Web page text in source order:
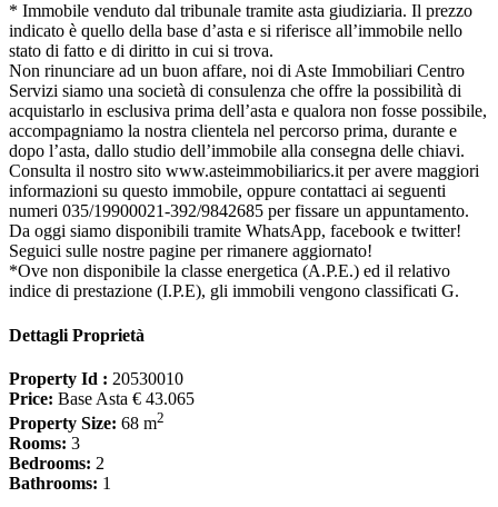
* Immobile venduto dal tribunale tramite asta giudiziaria. Il prezzo
indicato è quello della base d’asta e si riferisce all’immobile nello
stato di fatto e di diritto in cui si trova.
Non rinunciare ad un buon affare, noi di Aste Immobiliari Centro
Servizi siamo una società di consulenza che offre la possibilità di
acquistarlo in esclusiva prima dell’asta e qualora non fosse possibile,
accompagniamo la nostra clientela nel percorso prima, durante e
dopo l’asta, dallo studio dell’immobile alla consegna delle chiavi.
Consulta il nostro sito www.asteimmobiliarics.it per avere maggiori
informazioni su questo immobile, oppure contattaci ai seguenti
numeri 035/19900021-392/9842685 per fissare un appuntamento.
Da oggi siamo disponibili tramite WhatsApp, facebook e twitter!
Seguici sulle nostre pagine per rimanere aggiornato!
*Ove non disponibile la classe energetica (A.P.E.) ed il relativo
indice di prestazione (I.P.E), gli immobili vengono classificati G.
Dettagli Proprietà
Property Id : 20530010
Price: Base Asta € 43.065
Property Size: 68 m2
Rooms: 3
Bedrooms: 2
Bathrooms: 1